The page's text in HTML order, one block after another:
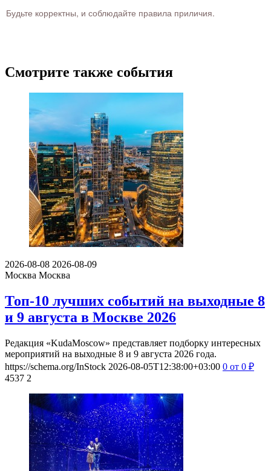
Будьте корректны, и соблюдайте правила приличия.
Смотрите также события
2026-08-08 2026-08-09
Москва Москва
Топ-10 лучших событий на выходные 8
и 9 августа в Москве 2026
Редакция «KudaMoscow» представляет подборку интересных
мероприятий на выходные 8 и 9 августа 2026 года.
https://schema.org/InStock 2026-08-05T12:38:00+03:00 0 от 0 ₽
4537 2